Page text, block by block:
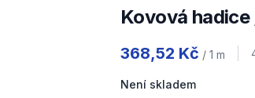
Kovová
368,52 Kč / 1 m
Není skladem